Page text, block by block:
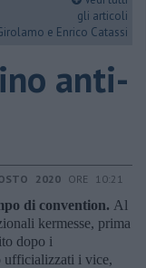
gli articoli
e Enrico Catassi
anti-
2020 ORE 10:21
di convention. Al
kermesse, prima
dopo i
ufficializzati i vice,